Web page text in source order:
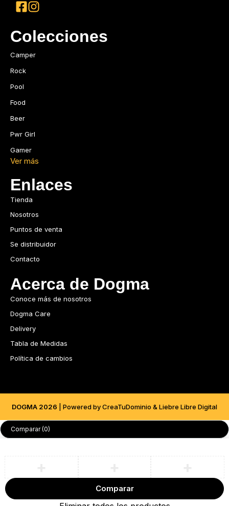
Colecciones
Camper
Rock
Pool
Food
Beer
Pwr Girl
Gamer
Ver más
Enlaces
Tienda
Nosotros
Puntos de venta
Se distribuidor
Contacto
Acerca de Dogma
Conoce más de nosotros
Dogma Care
Delivery
Tabla de Medidas
Política de cambios
DOGMA 2026 | Powered by CreaTuDominio & Liebre Libre Digital
Comparar (0)
Comparar